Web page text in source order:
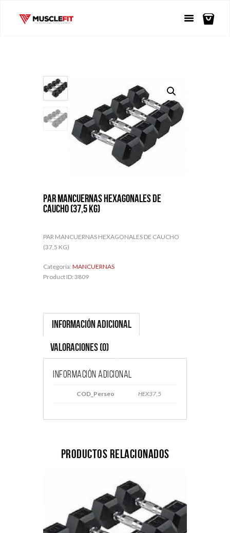
PAR MANCUERNAS HEXAGONALES DE
CAUCHO (37,5 KG)
PAR MANCUERNAS HEXAGONALES DE CAUCHO
(37,5 KG)
Categoría: MANCUERNAS
Product ID: 3809
Información adicional
Valoraciones (0)
Información adicional
COD_Perseo HEX37,5
Productos relacionados